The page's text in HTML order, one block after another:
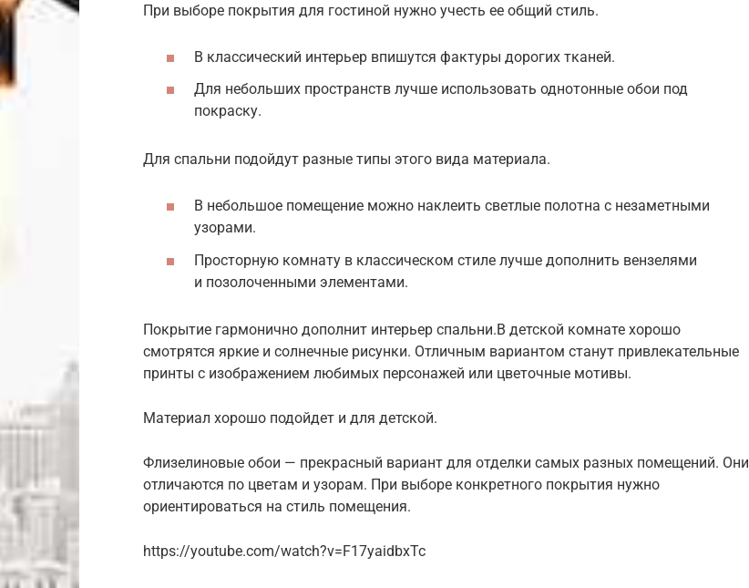
При выборе покрытия для гостиной нужно учесть ее общий стиль.
В классический интерьер впишутся фактуры дорогих тканей.
Для небольших пространств лучше использовать однотонные обои под
покраску.
Для спальни подойдут разные типы этого вида материала.
В небольшое помещение можно наклеить светлые полотна с незаметными
узорами.
Просторную комнату в классическом стиле лучше дополнить вензелями
и позолоченными элементами.
Покрытие гармонично дополнит интерьер спальни.В детской комнате хорошо
смотрятся яркие и солнечные рисунки. Отличным вариантом станут привлекательные
принты с изображением любимых персонажей или цветочные мотивы.
Материал хорошо подойдет и для детской.
Флизелиновые обои — прекрасный вариант для отделки самых разных помещений. Они
отличаются по цветам и узорам. При выборе конкретного покрытия нужно
ориентироваться на стиль помещения.
https://youtube.com/watch?v=F17yaidbxTc